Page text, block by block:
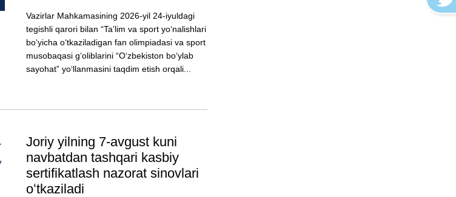
Vazirlar Mahkamasining 2026-yil 24-iyuldagi
tegishli qarori bilan “Taʼlim va sport yoʻnalishlari
boʻyicha oʻtkaziladigan fan olimpiadasi va sport
musobaqasi gʻoliblarini “Oʻzbekiston boʻylab
sayohat” yoʻllanmasini taqdim etish orqali...
Joriy yilning 7-avgust kuni
navbatdan tashqari kasbiy
sertifikatlash nazorat sinovlari
oʻtkaziladi